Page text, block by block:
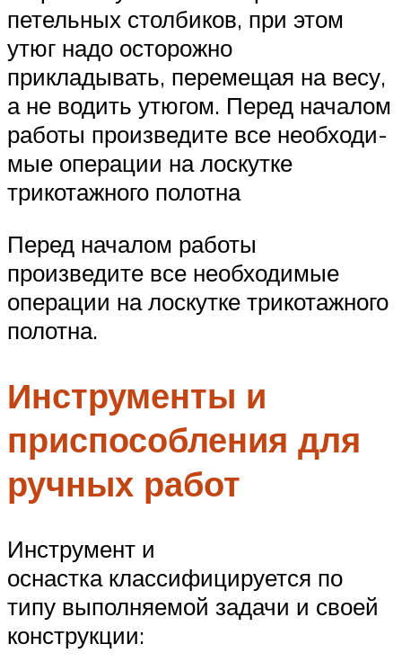
петельных столбиков, при этом
утюг надо осторожно
прикладывать, перемещая на весу,
а не водить утюгом. Перед началом
работы произведите все необходи­
мые операции на лоскутке
трикотажного полотна
Перед началом работы
произведите все необходи­мые
операции на лоскутке трикотажного
полотна.
Инструменты и
приспособления для
ручных работ
Инструмент и
оснастка классифицируется по
типу выполняемой задачи и своей
конструкции: